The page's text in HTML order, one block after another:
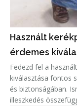
Használt
érdemes
Fedezd fel a
kiválasztása fontos
és biztonságában.
illeszkedés